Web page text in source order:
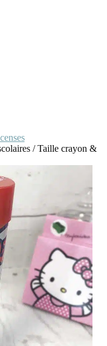
/Taille crayon &